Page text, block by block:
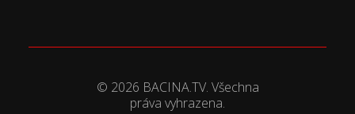
© 2026 BACINA.TV. Všechna
práva vyhrazena.